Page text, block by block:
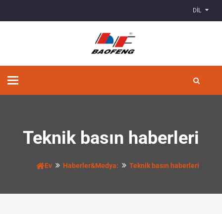
DİL
Geçiş
Teknik basın haberleri
Ev Haberler&Medya: Teknik basın haberleri